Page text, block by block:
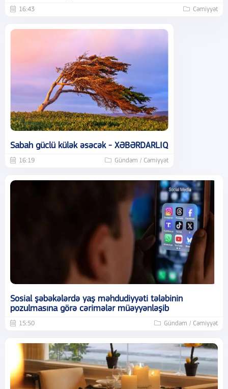
16:43 Cəmiyyət
Sabah güclü külək əsəcək - XƏBƏRDARLIQ
16:19 Gündəm / Cəmiyyət
Sosial şəbəkələrdə yaş məhdudiyyəti tələbinin
pozulmasına görə cərimələr müəyyənləşib
15:50 Gündəm / Cəmiyyət